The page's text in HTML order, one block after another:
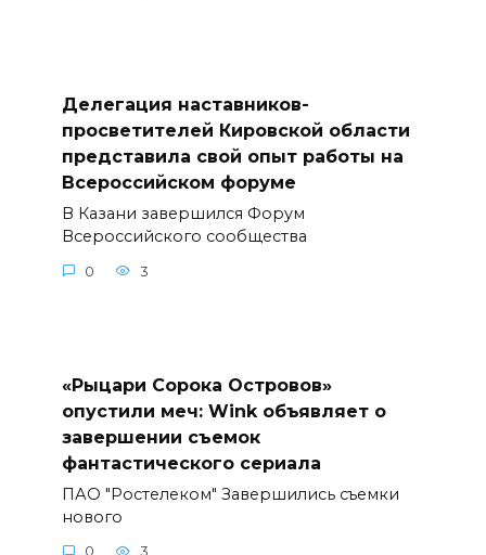
Делегация наставников-
просветителей Кировской области
представила свой опыт работы на
Всероссийском форуме
В Казани завершился Форум
Всероссийского сообщества
0 3
«Рыцари Сорока Островов»
опустили меч: Wink объявляет о
завершении съемок
фантастического сериала
ПАО "Ростелеком" Завершились съемки
нового
0 3